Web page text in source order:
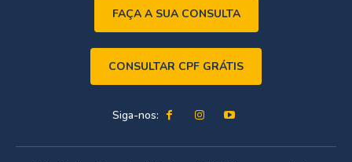
FAÇA A SUA CONSULTA
CONSULTAR CPF GRÁTIS
Siga-nos: